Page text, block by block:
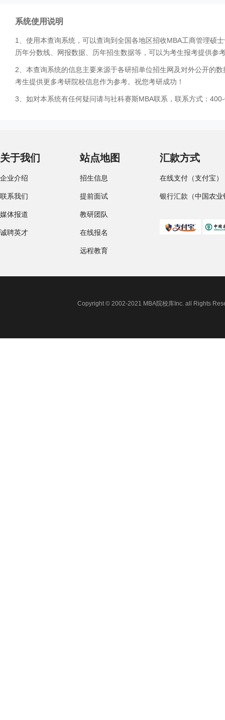
系统使用说明
1、使用本查询系统，可以查询到全国各地区招收MBA工商管理硕
历年分数线、网报数据、历年招生数据等，可以为考生报考提供参
2、本查询系统的信息主要来源于各研招单位招生网及对外公开的
考生提供更多考研院校信息作为参考。祝您考研成功！
3、如对本系统有任何疑问请与社科赛斯MBA联系，联系方式：
关于我们
企业介绍
联系我们
媒体报道
诚聘英才
站点地图
招生信息
提前面试
教研团队
在线报名
远程教育
汇款方式
在线支付（支付宝）
银行汇款（中国农业
Copyright © 2002-2021 MBA院校库Inc. all Rights